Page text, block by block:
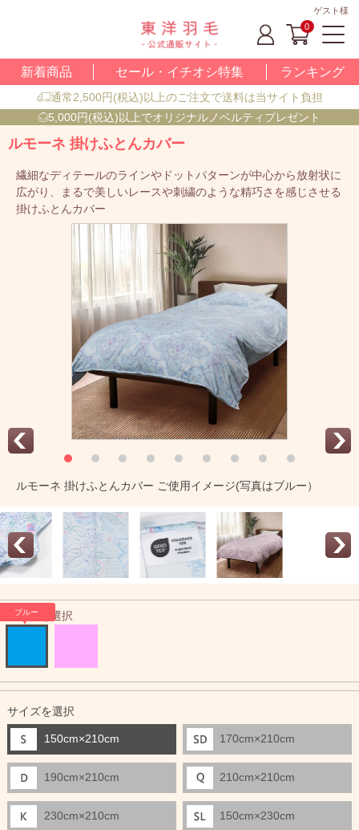
ゲスト様
0
新着商品 セール・イチオシ特集 ランキング
通常2,500円(税込)以上のご注文で送料は当サイト負担
5,000円(税込)以上でオリジナルノベルティプレゼント
ルモーネ 掛けふとんカバー
繊細なディテールのラインやドットパターンが中心から放射状に
広がり、まるで美しいレースや刺繍のような精巧さを感じさせる
掛けふとんカバー
ルモーネ 掛けふとんカバー ご使用イメージ(写真はブルー）
サイズを選択
150cm×210cm 170cm×210cm
190cm×210cm 210cm×210cm
230cm×210cm 150cm×230cm
カラーを選択
ブルー